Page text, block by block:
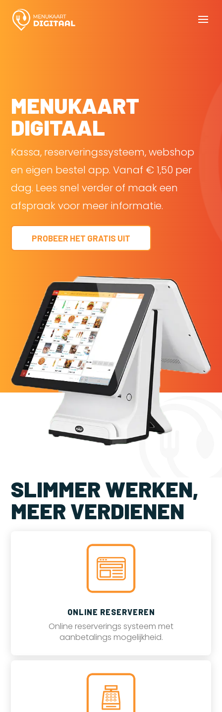
MENUKAART
DIGITAAL
Kassa, reserveringssysteem, webshop
en eigen bestel app. Vanaf € 1,50 per
dag. Lees snel verder of maak een
afspraak voor meer informatie.
PROBEER HET GRATIS UIT
SLIMMER WERKEN,
MEER VERDIENEN
ONLINE RESERVEREN
Online reserverings systeem met
aanbetalings mogelijkheid.